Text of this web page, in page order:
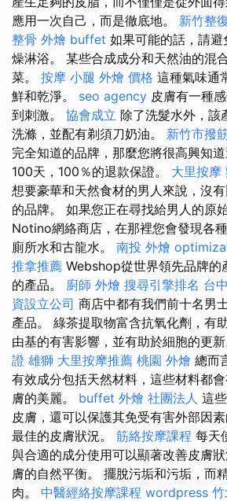
應用一次自己，而是徹底地。 新竹整
整骨 外燴 buffet 如果可能的話，請
燥淋浴。 某些合成成分和天然油的混
菜。 按摩 小腿 外燴 價格 這種氣味通
鮮和乾淨。 seo agency 皮膚有一種
到刺激。 協會成立 除了洗髮水外，該
洗滌，並配有剃須刀奶油。 新竹市撥
完全知道的品牌，那麼您將很高興知
100天，100％的退款保證。 大里按摩
想要豪華和天然食材的男人來說，沒
的品牌。 如果您正在尋找給男人的原
Notino網絡商店，在那裡您會發現各
廁所水和古龍水。 南投 外燴
推拿推薦 Webshop從世界領先品牌的
的產品。 廚師 外燴 搜尋引擎排名 台
資設立公司 商店中都有我們前十名男
產品。 綠茶提取物富含抗氧化劑，有
由基的有害影響，並有助於細胞的更新
證 雄獅 大里按摩推薦 桃園 外燴 總而
有效成分包括天然材料，這些材料都
膚的美麗。 buffet 外燴 社團法人 這
皮膚，還可以保護其免受有害外部因
最佳的皮膚狀況。 筋絡按摩課程 每天
與合適的成分使用可以顯著改善皮膚
膚的自然平衡。 擺脫污垢和污垢，而
肉。 中醫經絡按摩課程 wordpress